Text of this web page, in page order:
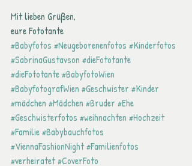
Mit lieben Grüßen,
eure Fototante
#Babyfotos #Neugeborenenfotos #Kinderfotos
#SabrinaGustavson #dieFototante
#dieFototante#BabyfotoWien
#BabyfotografWien #Geschwister #Kinder
#mädchen #Mädchen #Bruder #Ehe
#Geschwisterfotos #weihnachten #Hochzeit
#Familie#Babybauchfotos
#ViennaFashionNight#Familienfotos
#verheiratet#CoverFoto